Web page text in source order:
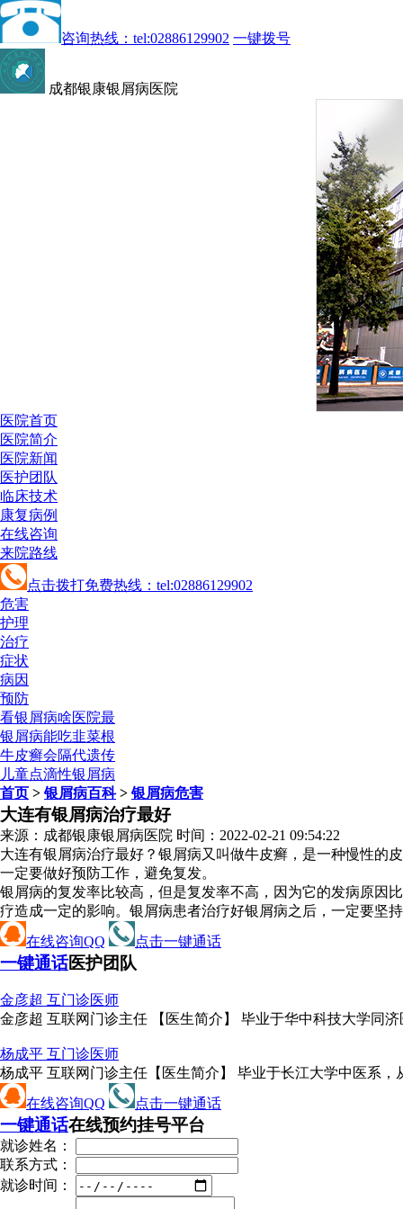
咨询热线：tel:02886129902 一键拨号
成都银康银屑病医院
医院首页
医院简介
医院新闻
医护团队
临床技术
康复病例
在线咨询
来院路线
点击拨打免费热线：tel:02886129902
危害
护理
治疗
症状
病因
预防
看银屑病啥医院最
银屑病能吃韭菜根
牛皮癣会隔代遗传
儿童点滴性银屑病
首页 >银屑病百科>银屑病危害
大连有银屑病治疗最好
来源：成都银康银屑病医院 时间：2022-02-21 09:54:22
大连有银屑病治疗最好？银屑病又叫做牛皮癣，是一种慢性的
一定要做好预防工作，避免复发。
银屑病的复发率比较高，但是复发率不高，因为它的发病原因
疗造成一定的影响。银屑病患者治疗好银屑病之后，一定要坚
在线咨询QQ
点击一键通话
一键通话医护团队
金彦超 互门诊医师
金彦超 互联网门诊主任 【医生简介】 毕业于华中科技大学同
杨成平 互门诊医师
杨成平 互联网门诊主任【医生简介】 毕业于长江大学中医系
在线咨询QQ
点击一键通话
一键通话在线预约挂号平台
就诊姓名：
联系方式：
就诊时间：